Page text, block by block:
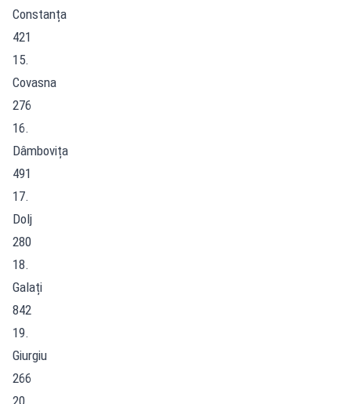
Constanța
421
15.
Covasna
276
16.
Dâmbovița
491
17.
Dolj
280
18.
Galați
842
19.
Giurgiu
266
20.